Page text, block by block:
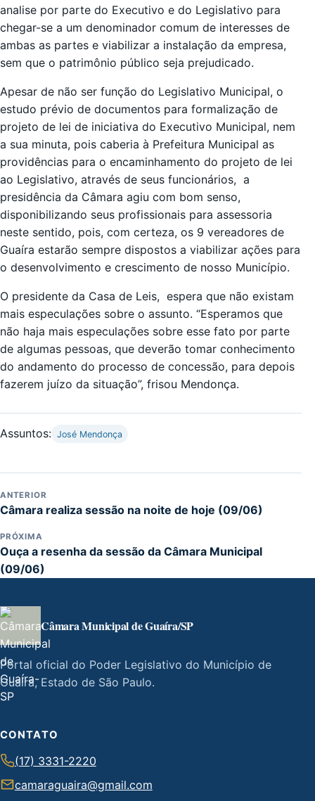
analise por parte do Executivo e do Legislativo para
chegar-se a um denominador comum de interesses de
ambas as partes e viabilizar a instalação da empresa,
sem que o patrimônio público seja prejudicado.
Apesar de não ser função do Legislativo Municipal, o
estudo prévio de documentos para formalização de
projeto de lei de iniciativa do Executivo Municipal, nem
a sua minuta, pois caberia à Prefeitura Municipal as
providências para o encaminhamento do projeto de lei
ao Legislativo, através de seus funcionários, a
presidência da Câmara agiu com bom senso,
disponibilizando seus profissionais para assessoria
neste sentido, pois, com certeza, os 9 vereadores de
Guaíra estarão sempre dispostos a viabilizar ações para
o desenvolvimento e crescimento de nosso Município.
O presidente da Casa de Leis, espera que não existam
mais especulações sobre o assunto. “Esperamos que
não haja mais especulações sobre esse fato por parte
de algumas pessoas, que deverão tomar conhecimento
do andamento do processo de concessão, para depois
fazerem juízo da situação”, frisou Mendonça.
Assuntos: José Mendonça
ANTERIOR
Câmara realiza sessão na noite de hoje (09/06)
PRÓXIMA
Ouça a resenha da sessão da Câmara Municipal
(09/06)
Câmara Municipal de Guaíra/SP
Portal oficial do Poder Legislativo do Município de
Guaíra, Estado de São Paulo.
CONTATO
(17) 3331-2220
camaraguaira@gmail.com